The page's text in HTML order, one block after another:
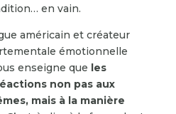
en vain.
américain et créateur
émotionnelle
enseigne que les
non pas aux
mais à la manière